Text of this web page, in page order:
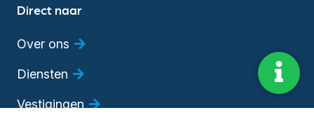
Direct naar
Over ons
Diensten
Vestigingen